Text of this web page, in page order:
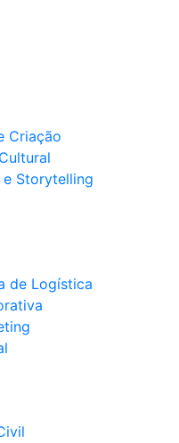
Criação
e Storytelling
de Logística